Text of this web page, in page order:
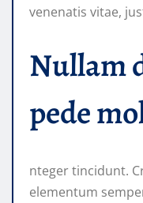
venenatis vitae,
Nullam
pede
nteger tincidunt.
elementum